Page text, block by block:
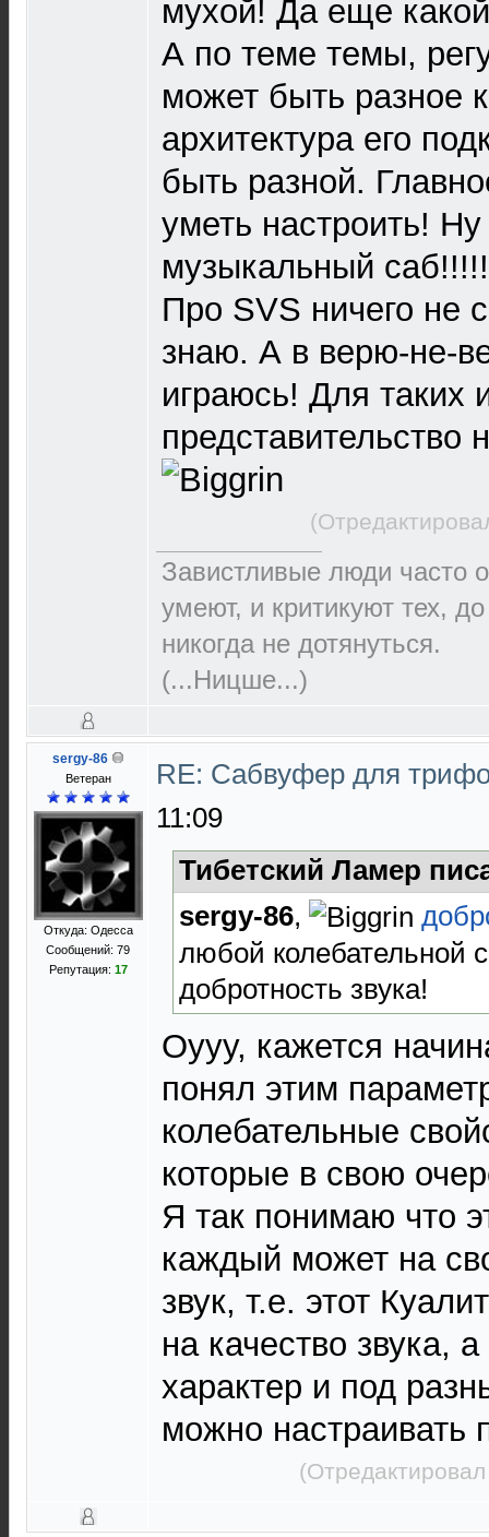
мухой! Да еще
А по теме темы,
может быть разное
архитектура его
быть разной.
уметь настроить!
музыкальный
Про SVS ничего не
знаю. А в верю-не-
играюсь! Для таких
представительство
Завистливые люди часто
умеют, и критикуют тех,
никогда не дотянуться.
(...Ницше...)
sergy-86
Ветеран
Откуда: Одесса
Сообщений: 79
Репутация: 17
RE: Сабвуфер для
11:09
Тибетский Ламер
sergy-86,
любой колебательной
добротность звука!
Оууу, кажется
понял этим
колебательные
которые в свою
Я так понимаю что
каждый может на
звук, т.е. этот
на качество звука,
характер и под
можно настраивать